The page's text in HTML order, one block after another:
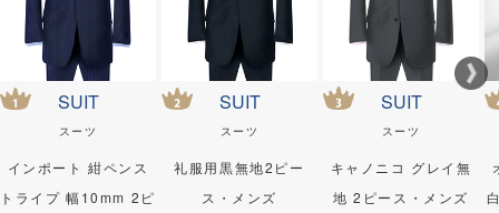
SUIT
スーツ
インポート 紺ペンス
トライプ 幅10mm 2ピ
SUIT
スーツ
礼服用黒無地2ピー
ス・メンズ
SUIT
スーツ
キャノニコ グレイ無
地 2ピース・メンズ